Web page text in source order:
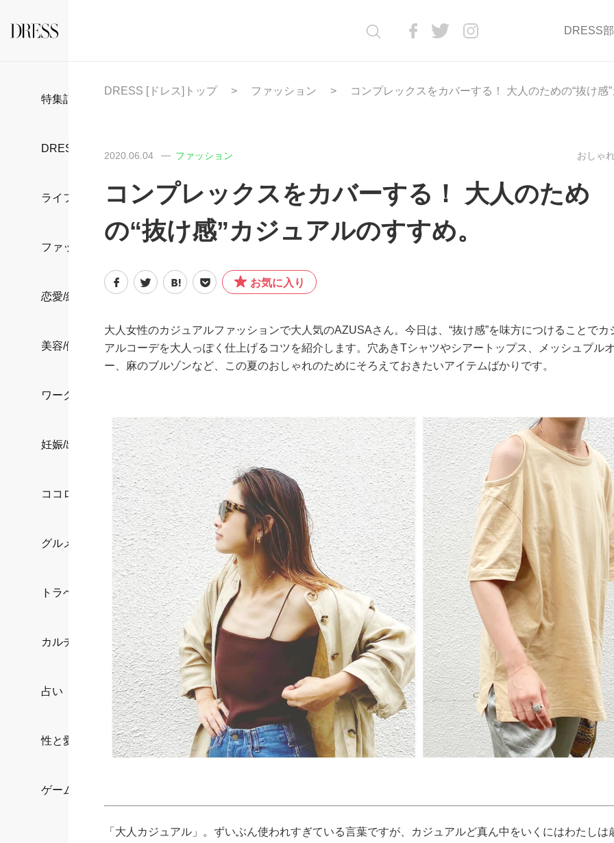
DRESS
特集記事
DRESS部活
ライフスタイル
ファッション
恋愛/結婚/離婚
美容/健康
ワークスタイル
妊娠/出産/家族
ココロ/カラダ
グルメ
トラベル
カルチャー/エンタメ
占い
性と愛
ゲーム
DRESS [ドレス]トップ ファッション コンプレックスをカバーする！ 大人のための“抜け感
2020.06.04 ファッション おしゃ
コンプレックスをカバーする！ 大人のため
の“抜け感”カジュアルのすすめ。
お気に入り
大人女性のカジュアルファッションで大人気のAZUSAさん。今日は、“抜け感”を味方につけることでカ
アルコーデを大人っぽく仕上げるコツを紹介します。穴あきTシャツやシアートップス、メッシュプル
ー、麻のブルゾンなど、この夏のおしゃれのためにそろえておきたいアイテムばかりです。
「大人カジュアル」。ずいぶん使われすぎている言葉ですが、カジュアルど真ん中をいくにはわたしは